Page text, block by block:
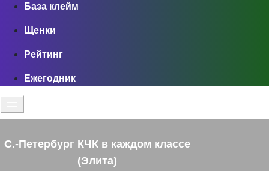
База клейм
Щенки
Рейтинг
Ежегодник
С.-Петербург КЧК в каждом классе
(Элита)